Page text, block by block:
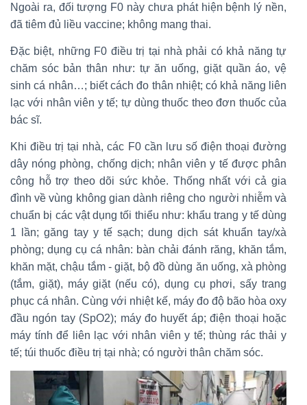
Ngoài ra, đối tượng F0 này chưa phát hiện bệnh lý nền,
đã tiêm đủ liều vaccine; không mang thai.
Đặc biệt, những F0 điều trị tại nhà phải có khả năng tự
chăm sóc bản thân như: tự ăn uống, giặt quần áo, vệ
sinh cá nhân…; biết cách đo thân nhiệt; có khả năng liên
lạc với nhân viên y tế; tự dùng thuốc theo đơn thuốc của
bác sĩ.
Khi điều trị tại nhà, các F0 cần lưu số điện thoại đường
dây nóng phòng, chống dịch; nhân viên y tế được phân
công hỗ trợ theo dõi sức khỏe. Thống nhất với cả gia
đình về vùng không gian dành riêng cho người nhiễm và
chuẩn bị các vật dụng tối thiểu như: khẩu trang y tế dùng
1 lần; găng tay y tế sạch; dung dịch sát khuẩn tay/xà
phòng; dụng cụ cá nhân: bàn chải đánh răng, khăn tắm,
khăn mặt, chậu tắm - giặt, bộ đồ dùng ăn uống, xà phòng
(tắm, giặt), máy giặt (nếu có), dụng cụ phơi, sấy trang
phục cá nhân. Cùng với nhiệt kế, máy đo độ bão hòa oxy
đầu ngón tay (SpO2); máy đo huyết áp; điện thoại hoặc
máy tính để liên lạc với nhân viên y tế; thùng rác thải y
tế; túi thuốc điều trị tại nhà; có người thân chăm sóc.